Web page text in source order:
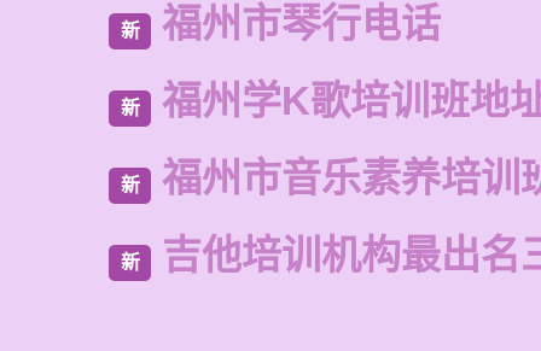
新 福州市琴行电话
新 福州学K歌培训班地
新 福州市音乐素养培训
新 吉他培训机构最出名